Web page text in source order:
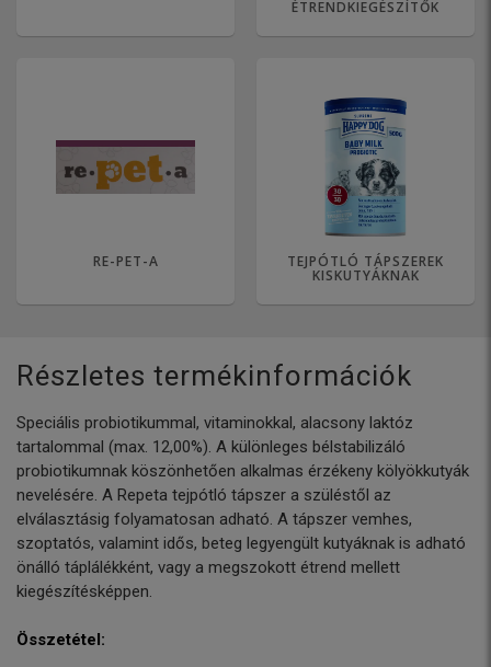
ÉTRENDKIEGÉSZÍTŐK
RE-PET-A TEJPÓTLÓ TÁPSZEREK
KISKUTYÁKNAK
Részletes termékinformációk
Speciális probiotikummal, vitaminokkal, alacsony laktóz
tartalommal (max. 12,00%). A különleges bélstabilizáló
probiotikumnak köszönhetően alkalmas érzékeny kölyökkutyák
nevelésére. A Repeta tejpótló tápszer a szüléstől az
elválasztásig folyamatosan adható. A tápszer vemhes,
szoptatós, valamint idős, beteg legyengült kutyáknak is adható
önálló táplálékként, vagy a megszokott étrend mellett
kiegészítésképpen.
Összetétel: